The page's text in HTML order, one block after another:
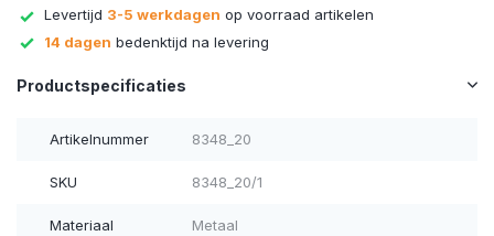
Levertijd 3-5 werkdagen op voorraad artikelen
14 dagen bedenktijd na levering
Productspecificaties
Artikelnummer 8348_20
SKU 8348_20/1
Materiaal Metaal